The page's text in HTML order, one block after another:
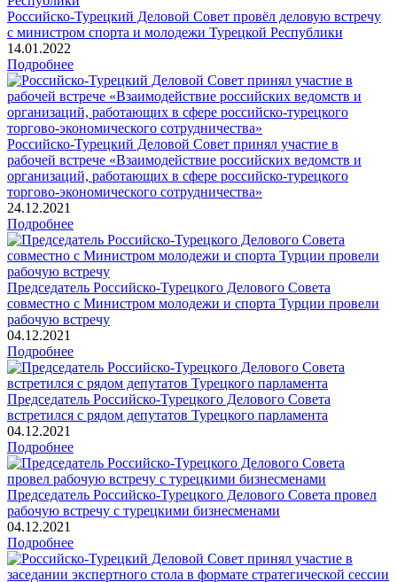
Российско-Турецкий Деловой Совет провёл деловую встречу
с министром спорта и молодежи Турецкой Республики
14.01.2022
Подробнее
Российско-Турецкий Деловой Совет принял участие в
рабочей встрече «Взаимодействие российских ведомств и
организаций, работающих в сфере российско-турецкого
торгово-экономического сотрудничества»
24.12.2021
Подробнее
Председатель Российско-Турецкого Делового Совета
совместно с Министром молодежи и спорта Турции провели
рабочую встречу
04.12.2021
Подробнее
Председатель Российско-Турецкого Делового Совета
встретился с рядом депутатов Турецкого парламента
04.12.2021
Подробнее
Председатель Российско-Турецкого Делового Совета провел
рабочую встречу с турецкими бизнесменами
04.12.2021
Подробнее